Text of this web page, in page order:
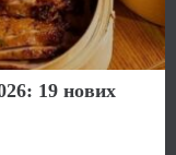
19 нових